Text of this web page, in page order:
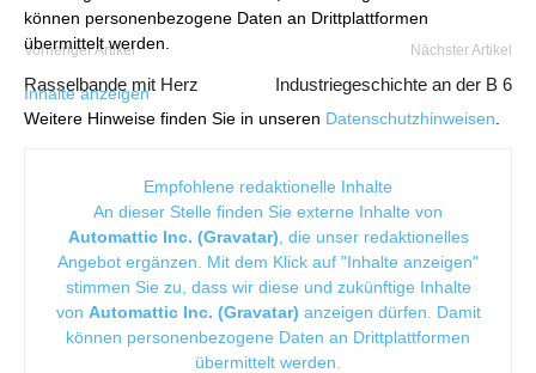
können personenbezogene Daten an Drittplattformen
übermittelt werden.
Inhalte anzeigen
Weitere Hinweise finden Sie in unseren Datenschutzhinweisen
Vorheriger Artikel
Rasselbande mit Herz
Nächster Artikel
Industriegeschichte an der B 6
Empfohlene redaktionelle Inhalte
An dieser Stelle finden Sie externe Inhalte von
Automattic Inc. (Gravatar) , die unser redaktionelles
Angebot ergänzen. Mit dem Klick auf "Inhalte anzeigen"
stimmen Sie zu, dass wir diese und zukünftige Inhalte
von Automattic Inc. (Gravatar) anzeigen dürfen. Damit
können personenbezogene Daten an Drittplattformen
übermittelt werden.